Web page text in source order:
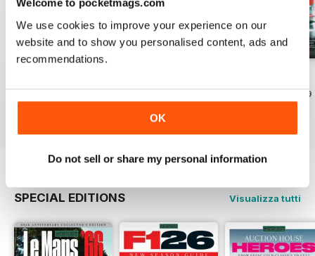
Welcome to pocketmags.com
We use cookies to improve your experience on our
website and to show you personalised content, ads and
recommendations.
OK
Do not sell or share my personal information
Acquista per€6,99
Acquista per€6,99
Al carrello
Acquista per€6,99
SPECIAL EDITIONS Visualizza tutti